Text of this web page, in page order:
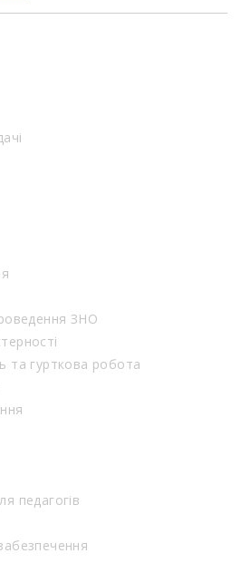
ЗНО
та гурткова робота
педагогів